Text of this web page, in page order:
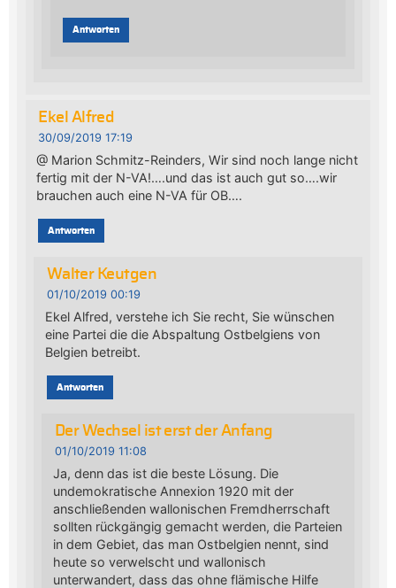
Antworten
Ekel Alfred
30/09/2019 17:19
@ Marion Schmitz-Reinders, Wir sind noch lange nicht
fertig mit der N-VA!….und das ist auch gut so….wir
brauchen auch eine N-VA für OB….
Antworten
Walter Keutgen
01/10/2019 00:19
Ekel Alfred, verstehe ich Sie recht, Sie wünschen
eine Partei die die Abspaltung Ostbelgiens von
Belgien betreibt.
Antworten
Der Wechsel ist erst der Anfang
01/10/2019 11:08
Ja, denn das ist die beste Lösung. Die
undemokratische Annexion 1920 mit der
anschließenden wallonischen Fremdherrschaft
sollten rückgängig gemacht werden, die Parteien
in dem Gebiet, das man Ostbelgien nennt, sind
heute so verwelscht und wallonisch
unterwandert, dass das ohne flämische Hilfe